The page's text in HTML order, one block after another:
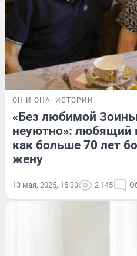
ОН И ОНА ИСТОРИИ
«Без любимой
неуютно»: любящий
как больше 70 лет
жену
13 мая, 2025, 15:30 2 145